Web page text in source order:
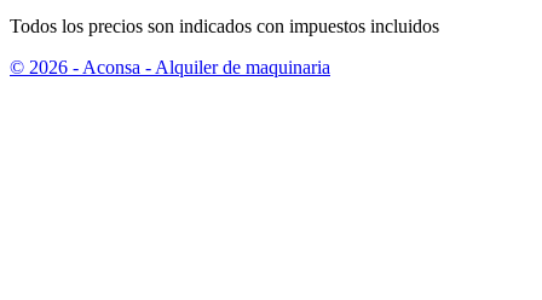
Todos los precios son indicados con impuestos incluidos
© 2026 - Aconsa - Alquiler de maquinaria